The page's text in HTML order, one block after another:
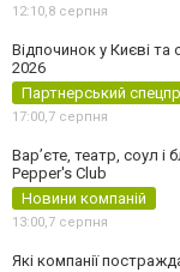
12:10,8 серпня
Відпочинок у Києві та
2026
Партнерський
17:00,7 серпня
Вар’єте, театр, соул і
Pepper's Club
Новини компаній
13:00,7 серпня
Які компанії